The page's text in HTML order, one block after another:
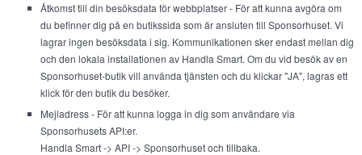
Åtkomst till din besöksdata för webbplatser - För att kunna avgöra om
du befinner dig på en butikssida som är ansluten till Sponsorhuset. Vi
lagrar ingen besöksdata i sig. Kommunikationen sker endast mellan dig
och den lokala installationen av Handla Smart. Om du vid besök av en
Sponsorhuset-butik vill använda tjänsten och du klickar "JA", lagras ett
klick för den butik du besöker.
Mejladress - För att kunna logga in dig som användare via
Sponsorhusets API:er.
Handla Smart -> API -> Sponsorhuset och tillbaka.